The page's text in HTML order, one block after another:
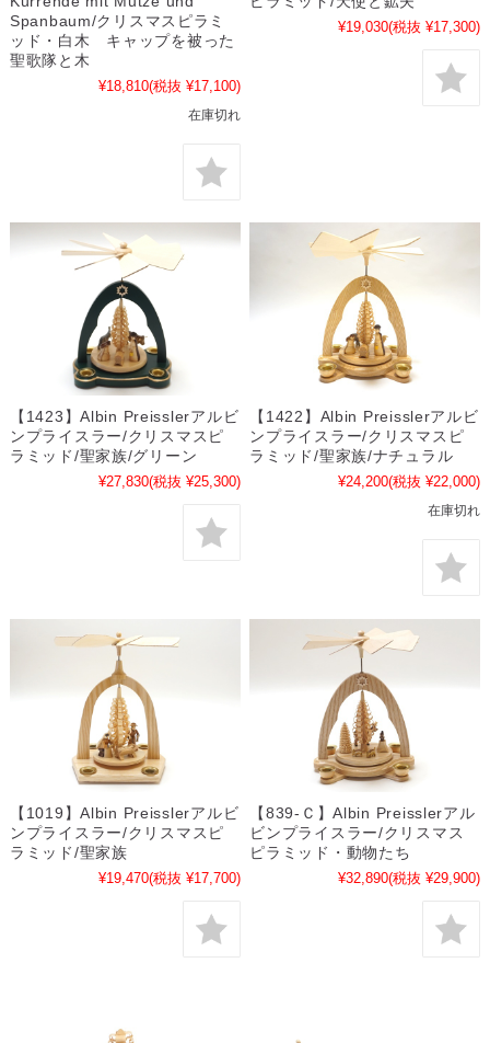
Spanbaum/クリスマスピラミ
ッド・白木 キャップを被った
聖歌隊と木
¥18,810(税抜 ¥17,100)
在庫切れ
¥19,030(税抜 ¥17,300)
【1423】Albin Preisslerアルビ
ンプライスラー/クリスマスピ
ラミッド/聖家族/グリーン
¥27,830(税抜 ¥25,300)
【1422】Albin Preisslerアルビ
ンプライスラー/クリスマスピ
ラミッド/聖家族/ナチュラル
¥24,200(税抜 ¥22,000)
在庫切れ
【1019】Albin Preisslerアルビ
ンプライスラー/クリスマスピ
ラミッド/聖家族
¥19,470(税抜 ¥17,700)
【839-Ｃ】Albin Preisslerアル
ビンプライスラー/クリスマス
ピラミッド・動物たち
¥32,890(税抜 ¥29,900)